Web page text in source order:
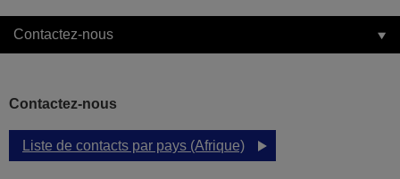
Contactez-nous
Contactez-nous
Liste de contacts par pays (Afrique)